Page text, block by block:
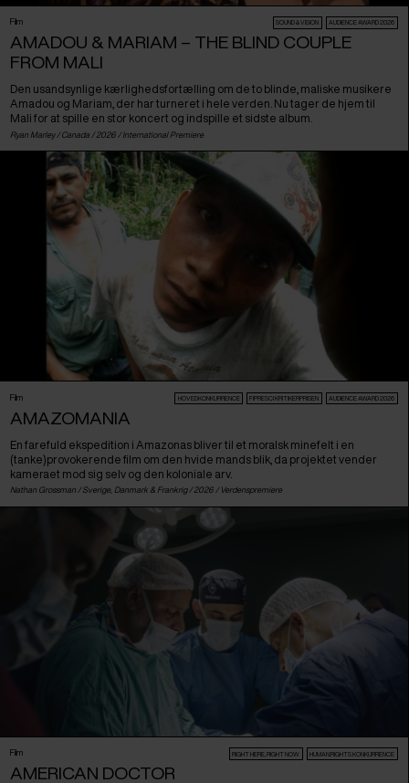
Film SOUND & VISION AUDIENCE AWARD 2026
AMADOU & MARIAM – THE BLIND COUPLE
FROM MALI
Den usandsynlige kærlighedsfortælling om de to blinde, maliske musikere
Amadou og Mariam, der har turneret i hele verden. Nu tager de hjem til
Mali for at spille en stor koncert og indspille et sidste album.
Ryan Marley / Canada / 2026 / International Premiere
Film HOVEDKONKURRENCE FIPRESCI KRITIKERPRISEN AUDIENCE AWARD 2026
AMAZOMANIA
En farefuld ekspedition i Amazonas bliver til et moralsk minefelt i en
(tanke)provokerende film om den hvide mands blik, da projektet vender
kameraet mod sig selv og den koloniale arv.
Nathan Grossman / Sverige Danmark & Frankrig/ 2026 / Verdenspremiere
Film RIGHT HERE, RIGHT NOW HUMAN:RIGHTS KONKURRENCE
AMERICAN DOCTOR